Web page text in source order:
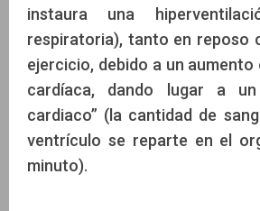
instaura una
respiratoria), tanto en reposo
ejercicio, debido a un
cardíaca, dando lugar a
cardiaco” (la cantidad de
ventrículo se reparte en el
minuto).